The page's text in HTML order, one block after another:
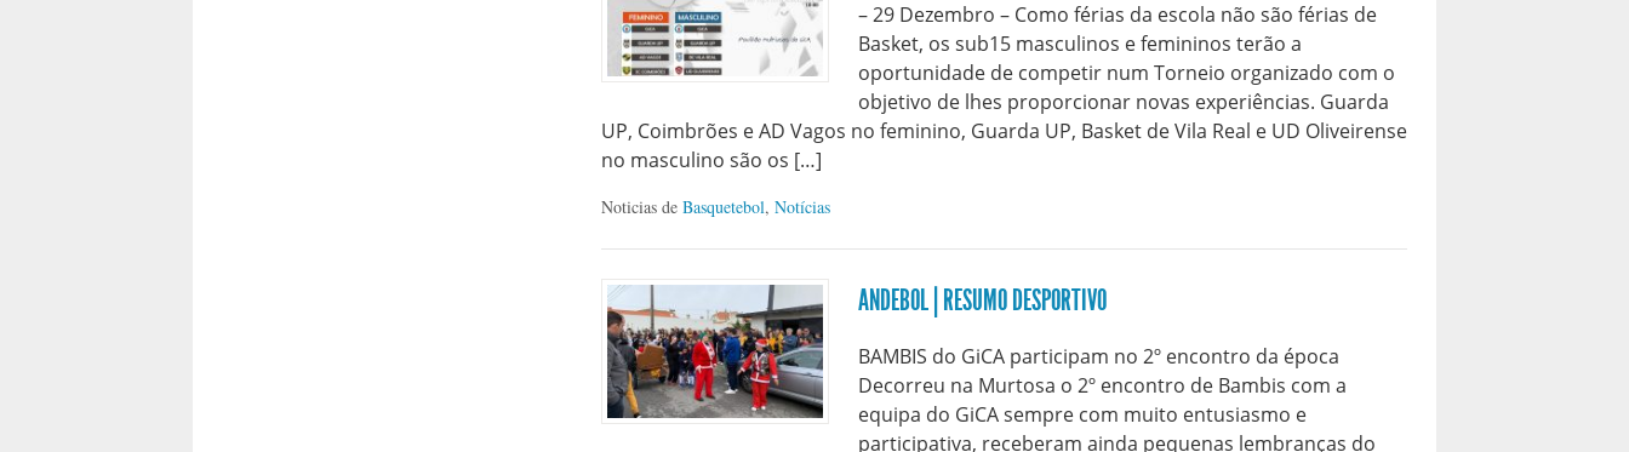
– 29 Dezembro – Como férias da escola não são férias de
Basket, os sub15 masculinos e femininos terão a
oportunidade de competir num Torneio organizado com o
objetivo de lhes proporcionar novas experiências. Guarda
UP, Coimbrões e AD Vagos no feminino, Guarda UP, Basket de Vila Real e UD Oliveirense
no masculino são os […]
Noticias de Basquetebol, Notícias
ANDEBOL | RESUMO DESPORTIVO
BAMBIS do GiCA participam no 2º encontro da época
Decorreu na Murtosa o 2º encontro de Bambis com a
equipa do GiCA sempre com muito entusiasmo e
participativa, receberam ainda pequenas lembranças do